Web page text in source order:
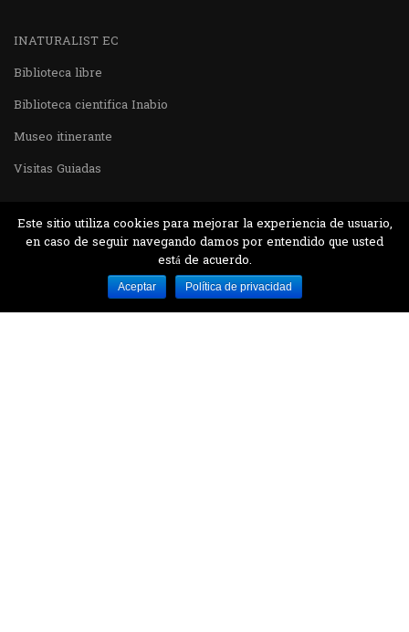
INATURALIST EC
Biblioteca libre
Biblioteca cientifica Inabio
Museo itinerante
Visitas Guiadas
Desarrollado por MJTEC.
Este sitio utiliza cookies para mejorar la experiencia de usuario,
en caso de seguir navegando damos por entendido que usted
está de acuerdo.
Aceptar Política de privacidad